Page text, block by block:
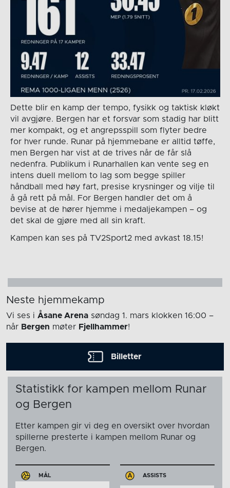
Dette blir en kamp der tempo, fysikk og taktisk kløkt
vil avgjøre. Bergen har et forsvar som stadig har blitt
mer kompakt, og et angrepsspill som flyter bedre
for hver runde. Runar på hjemmebane er alltid tøffe,
men Bergen har vist at de trives når de får slå
nedenfra. Publikum i Runarhallen kan vente seg en
intens duell mellom to lag som begge spiller
håndball med høy fart, presise krysninger og vilje til
å gå rett på mål. For Bergen handler det om å
bevise at de hører hjemme i medaljekampen – og
det skal de gjøre med all sin kraft.
Kampen kan ses på TV2Sport2 med avkast 18.15!
Neste hjemmekamp
Vi ses i Åsane Arena søndag 1. mars klokken 16:00 –
når Bergen møter Fjellhammer!
Billetter
Statistikk for kampen mellom Runar
og Bergen
Etter kampen gir vi deg en oversikt over hvordan
spillerne presterte i kampen mellom Runar og
Bergen.
MÅL ASSISTS